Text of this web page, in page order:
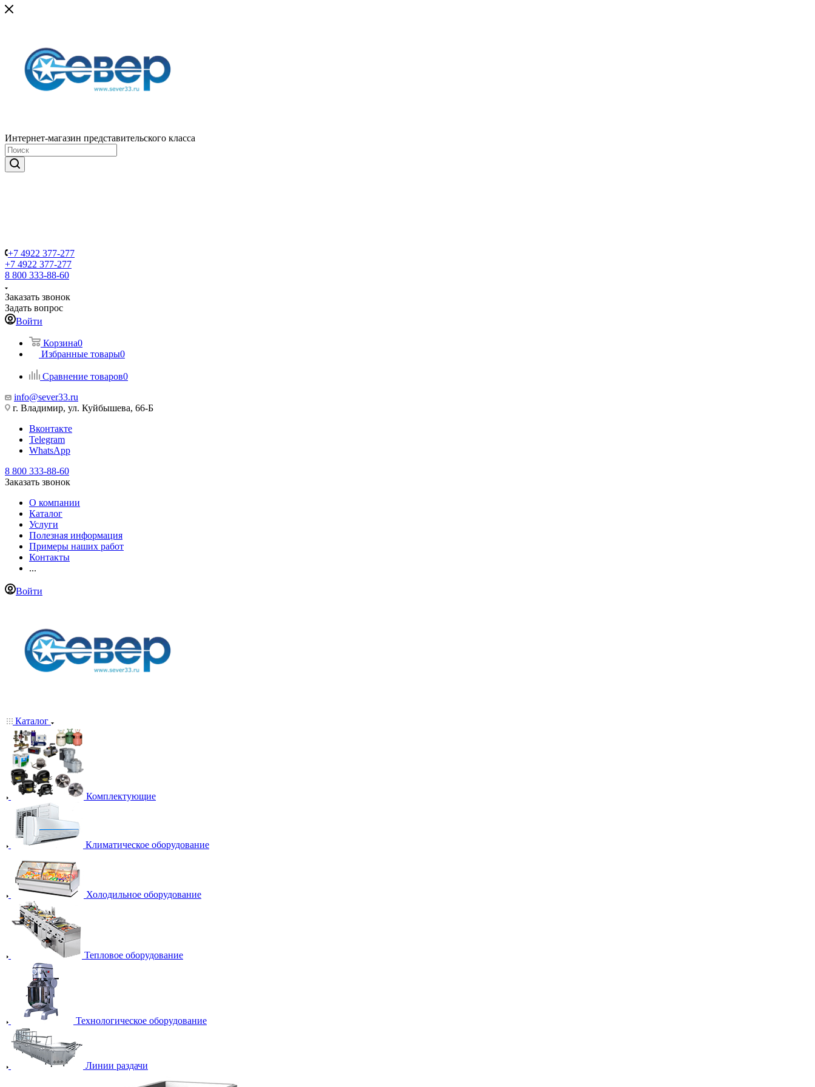
Интернет-магазин представительского класса
+7 4922 377-277
+7 4922 377-277
8 800 333-88-60
Заказать звонок
Задать вопрос
Войти
Корзина0
Избранные товары0
Сравнение товаров0
info@sever33.ru
г. Владимир, ул. Куйбышева, 66-Б
Вконтакте
Telegram
WhatsApp
8 800 333-88-60
Заказать звонок
О компании
Каталог
Услуги
Полезная информация
Примеры наших работ
Контакты
...
Войти
Каталог
Комплектующие
Климатическое оборудование
Холодильное оборудование
Тепловое оборудование
Технологическое оборудование
Линии раздачи